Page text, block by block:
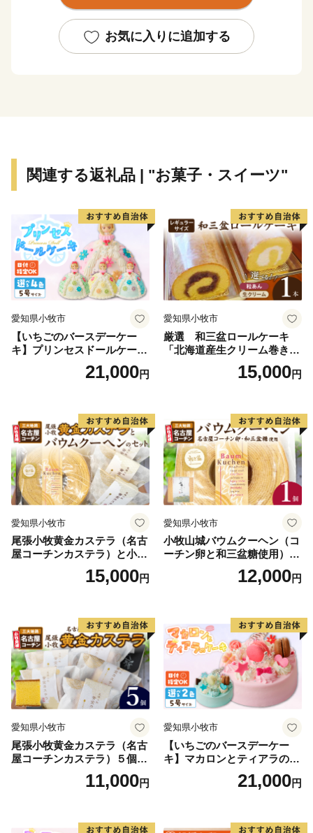
てました。生産量日本一を誇る線香をはじめ、淡路ビー
フや淡路島玉ねぎ、カーネーションなどは「淡路ブラン
して実施した事業について、ご報告いたします。
https://www.city.awaji.lg.jp/uploaded/life/
お気に入りに追加する
関連する返礼品 | "お菓子・スイーツ"
愛知県小牧市
【いちごのバースデーケー
キ】プリンセスドールケーキ
日時指定可 スイーツ デザー
ト 洋菓子 お取り寄せ 愛知県
デコレーションケーキ ホー
ルケーキ 人形 かわいい こど
も
21,000円
愛知県小牧市
厳選 和三盆ロールケーキ
「北海道産生クリーム巻き」
または「北海道産粒あん巻
き」（サイズ：レギュラー）
凍 愛知県 小牧市 アンプチベ
アやぐま
15,000円
愛知県小牧市
尾張小牧黄金カステラ（名古
屋コーチンカステラ）と小牧
山城バウムクーヘン（コーチ
ン卵と和三盆糖使用）のセッ
三盆 小牧銘菓 バウムクーヘ
ン 常温 愛知県 小牧市 アンプ
チベアやぐま
15,000円
愛知県小牧市
小牧山城バウムクーヘン（コ
ーチン卵と和三盆糖使用）
名古屋コーチン バームクー
ヘン 和三盆 小牧銘菓 バウム
12,000円
愛知県小牧市
尾張小牧黄金カステラ（名古
屋コーチンカステラ）５個入
名古屋コーチン カステラ ザ
ラメ 常温 愛知県 小牧市 アン
11,000円
愛知県小牧市
【いちごのバースデーケー
キ】マカロンとティアラのケ
ーキ スイーツ 日時指定可 デ
ザート 洋菓子 お取り寄せ 愛
デコレーションケーキ ホー
21,000円